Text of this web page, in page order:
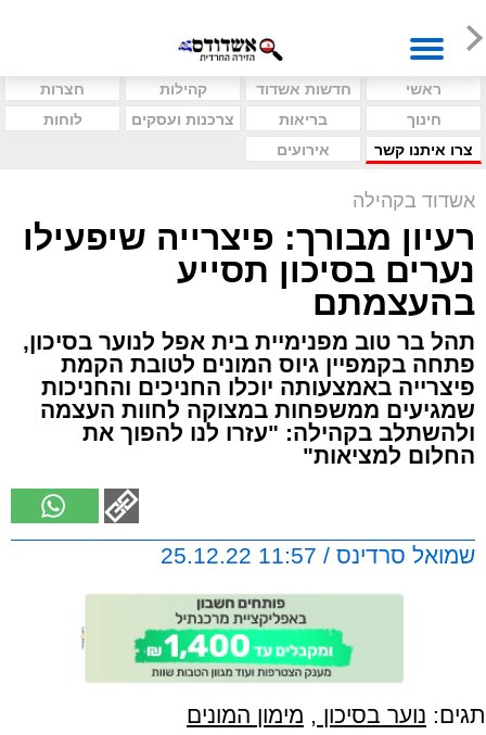
ראשי חדשות אשדוד קהילות
חצרות
חינוך
בריאות צרכנות ועסקים
לוחות
צרו איתנו קשר
אירועים
אשדוד בקהילה
רעיון מבורך: פיצרייה שיפעילו
נערים בסיכון תסייע
בהעצמתם
תהל בר טוב מפנימיית בית אפל לנוער בסיכון,
פתחה בקמפיין גיוס המונים לטובת הקמת
פיצרייה באמצעותה יוכלו החניכים והחניכות
שמגיעים ממשפחות במצוקה לחוות העצמה
ולהשתלב בקהילה: "עזרו לנו להפוך את
החלום למציאות"
שמואל סרדינס / 11:57 25.12.22
תגים: נוער בסיכון , מימון המונים